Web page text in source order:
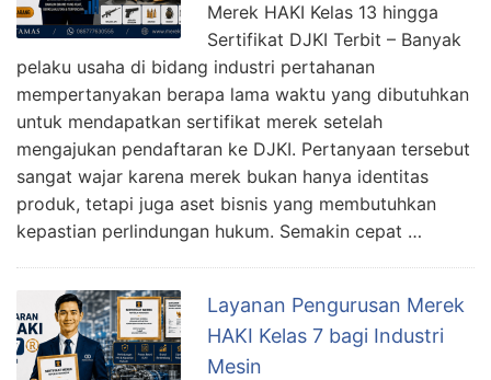
Merek HAKI Kelas 13 hingga
Sertifikat DJKI Terbit – Banyak
pelaku usaha di bidang industri pertahanan
mempertanyakan berapa lama waktu yang dibutuhkan
untuk mendapatkan sertifikat merek setelah
mengajukan pendaftaran ke DJKI. Pertanyaan tersebut
sangat wajar karena merek bukan hanya identitas
produk, tetapi juga aset bisnis yang membutuhkan
kepastian perlindungan hukum. Semakin cepat …
Layanan Pengurusan Merek
HAKI Kelas 7 bagi Industri
Mesin